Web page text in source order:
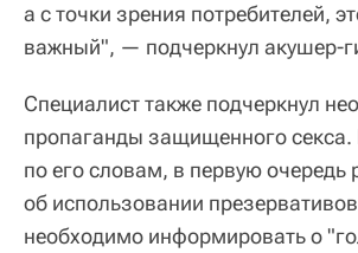
а с точки зрения потребителей,
важный", — подчеркнул акушер-
Специалист также подчеркнул
пропаганды защищенного
по его словам, в первую очередь
об использовании
необходимо информировать о